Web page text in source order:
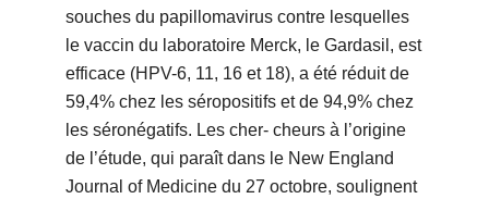
souches du papillomavirus contre lesquelles
le vaccin du laboratoire Merck, le Gardasil, est
efficace (HPV-6, 11, 16 et 18), a été réduit de
59,4% chez les séropositifs et de 94,9% chez
les séronégatifs. Les cher- cheurs à l’origine
de l’étude, qui paraît dans le New England
Journal of Medicine du 27 octobre, soulignent